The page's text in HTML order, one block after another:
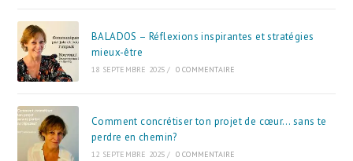
BALADOS – Réflexions inspirantes et stratégies
mieux-être
18 SEPTEMBRE 2025 / 0 COMMENTAIRE
Comment concrétiser ton projet de cœur… sans te
perdre en chemin?
12 SEPTEMBRE 2025 / 0 COMMENTAIRE